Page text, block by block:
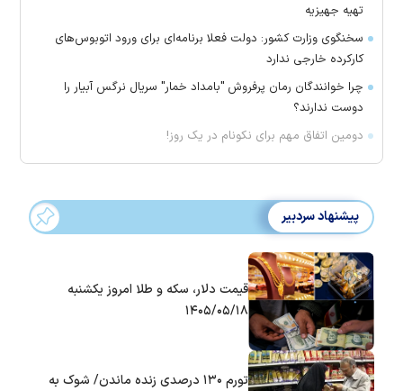
تهیه جهیزیه
سخنگوی وزارت کشور: دولت فعلا برنامه‌ای برای ورود اتوبوس‌های
کارکرده خارجی ندارد
چرا خوانندگان رمان پرفروش "بامداد خمار" سریال نرگس آبیار را
دوست ندارند؟
دومین اتفاق مهم برای نکونام در یک روز!
پیشنهاد سردبیر
قیمت دلار، سکه و طلا امروز یکشنبه
۱۴۰۵/۰۵/۱۸
تورم ۱۳۰ درصدی زنده ماندن/ شوک به